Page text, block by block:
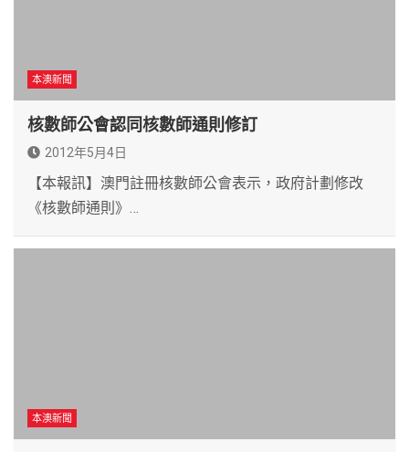
本澳新聞
核數師公會認同核數師通則修訂
2012年5月4日
【本報訊】澳門註冊核數師公會表示，政府計劃修改
《核數師通則》…
本澳新聞